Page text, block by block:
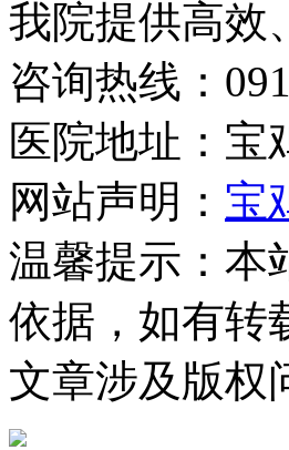
我院提供高效
咨询热线：
医院地址： 宝
网站声明： 宝
温馨提示： 本
依据，如有转
文章涉及版权